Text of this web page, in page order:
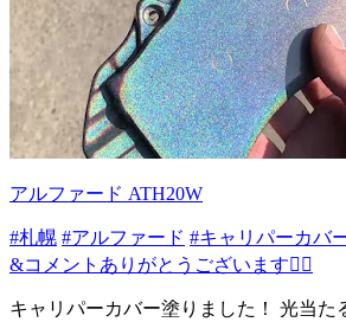
アルファード ATH20W
#札幌 #アルファード #キャリパーカバ
&コメントありがとうございます🙇‍♂️
キャリパーカバー塗りました！ 光当た